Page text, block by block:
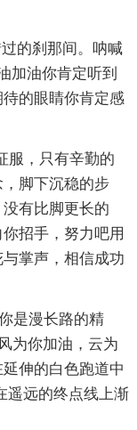
的刹那间。呐喊
加油你肯定听到
的眼睛你肯定感
服，只有辛勤的
脚下沉稳的步
有比脚更长的
招手，努力吧用
掌声，相信成功
是漫长路的精
为你加油，云为
伸的白色跑道中
遥远的终点线上渐